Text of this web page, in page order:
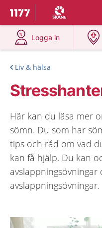
Till startsidan för 1177
Du har valt region
Logga in
på 1177.se
Liv & hälsa
Här kan du läsa mer
sömn. Du som har
tips och råd om vad
kan få hjälp. Du kan
avslappningsövningar
avslappningsövningar.